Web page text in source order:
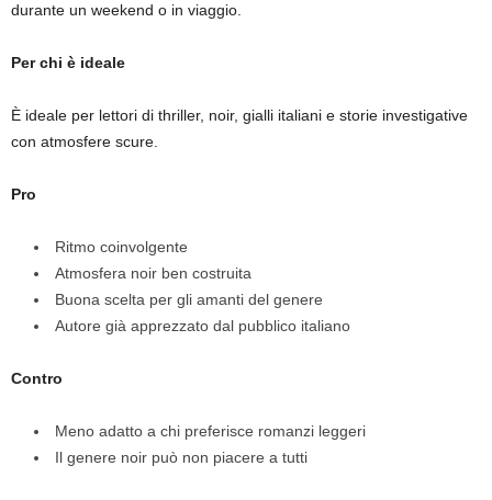
durante un weekend o in viaggio.
Per chi è ideale
È ideale per lettori di thriller, noir, gialli italiani e storie investigative
con atmosfere scure.
Pro
Ritmo coinvolgente
Atmosfera noir ben costruita
Buona scelta per gli amanti del genere
Autore già apprezzato dal pubblico italiano
Contro
Meno adatto a chi preferisce romanzi leggeri
Il genere noir può non piacere a tutti